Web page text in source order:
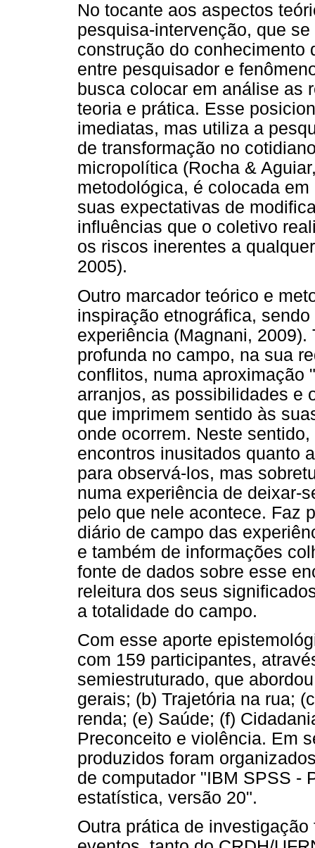
No tocante aos aspectos
pesquisa-intervenção, que
construção do conhecimento
entre pesquisador e
busca colocar em análise as
teoria e prática. Esse
imediatas, mas utiliza a
de transformação no
micropolítica (Rocha &
metodológica, é colocada
suas expectativas de
influências que o coletivo
os riscos inerentes a
2005).
Outro marcador teórico e
inspiração etnográfica,
experiência (Magnani,
profunda no campo, na sua
conflitos, numa aproximação
arranjos, as possibilidades e
que imprimem sentido às
onde ocorrem. Neste
encontros inusitados quanto
para observá-los, mas
numa experiência de deixar-
pelo que nele acontece. Faz
diário de campo das
e também de informações
fonte de dados sobre esse
releitura dos seus
a totalidade do campo.
Com esse aporte
com 159 participantes,
semiestruturado, que
gerais; (b) Trajetória na rua;
renda; (e) Saúde; (f)
Preconceito e violência. Em
produzidos foram
de computador "IBM SPSS -
estatística, versão 20".
Outra prática de